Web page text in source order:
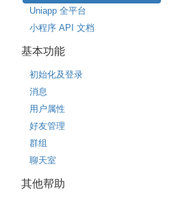
Uniapp 全平台
小程序 API 文档
基本功能
初始化及登录
消息
用户属性
好友管理
群组
聊天室
其他帮助